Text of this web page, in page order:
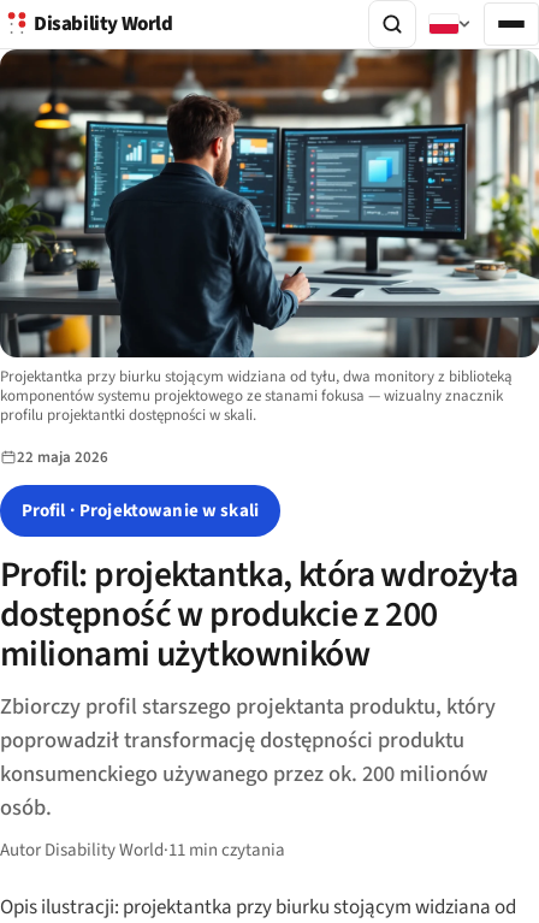
Disability World
Image description:
Projektantka przy biurku stojącym widziana od tyłu, dwa monitory z biblioteką
komponentów systemu projektowego ze stanami fokusa — wizualny znacznik
profilu projektantki dostępności w skali.
22 maja 2026
Profil · Projektowanie w skali
Profil: projektantka, która wdrożyła
dostępność w produkcie z 200
milionami użytkowników
Zbiorczy profil starszego projektanta produktu, który
poprowadził transformację dostępności produktu
konsumenckiego używanego przez ok. 200 milionów
osób.
Autor Disability World·11 min czytania
Opis ilustracji: projektantka przy biurku stojącym widziana od